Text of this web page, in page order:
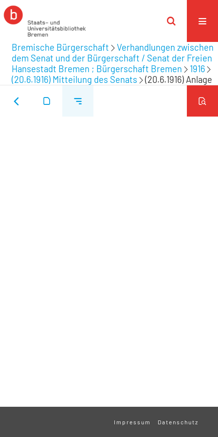
Bremische Bürgerschaft
Verhandlungen zwischen
dem Senat und der Bürgerschaft / Senat der Freien
Hansestadt Bremen ; Bürgerschaft Bremen
1916
(20.6.1916) Mitteilung des Senats
(20.6.1916) Anlage
Impressum Datenschutz